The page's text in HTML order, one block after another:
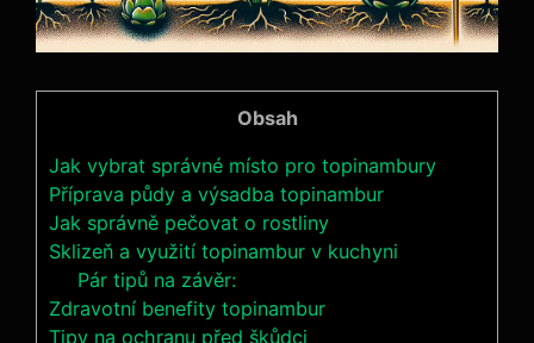
Obsah
Jak vybrat správné místo pro topinambury
Příprava půdy a výsadba topinambur
Jak správně pečovat o rostliny
Sklizeň a využití topinambur v kuchyni
Pár tipů na závěr:
Zdravotní benefity topinambur
Tipy na ochranu před škůdci